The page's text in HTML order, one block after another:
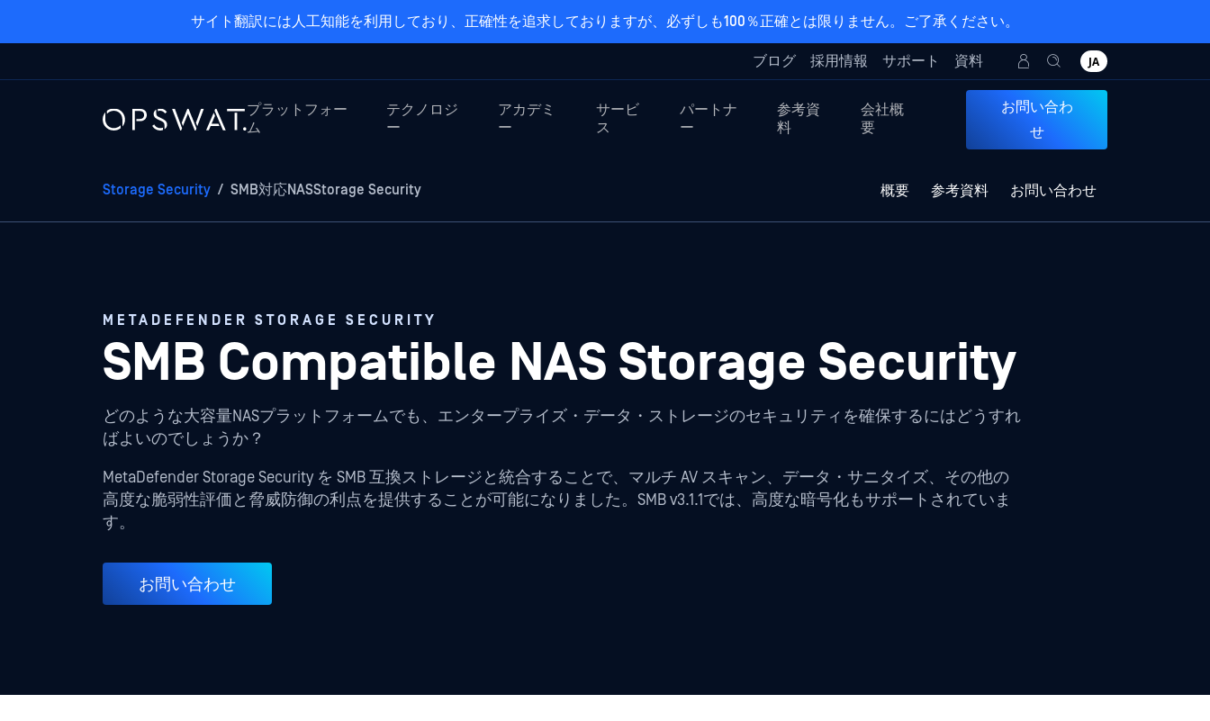
サイト翻訳には人工知能を利用しており、正確性を追求しておりますが、必ずしも100％正確とは限りません。ご了承ください。
ブログ 採用情報 サポート 資料 JA
プラットフォー
ム
テクノロジ
ー
アカデミ
ー
サービ
ス
パートナ
ー
参考資
料
会社概
要
お問い合わ
せ
Storage Security / SMB対応NASStorage Security 概要 参考資料 お問い合わせ
METADEFENDER STORAGE SECURITY
SMB Compatible NAS Storage Security
どのような大容量NASプラットフォームでも、エンタープライズ・データ・ストレージのセキュリティを確保するにはどうすれ
ばよいのでしょうか？
MetaDefender Storage Security を SMB 互換ストレージと統合することで、マルチ AV スキャン、データ・サニタイズ、その他の
高度な脆弱性評価と脅威防御の利点を提供することが可能になりました。SMB v3.1.1では、高度な暗号化もサポートされていま
す。
お問い合わせ